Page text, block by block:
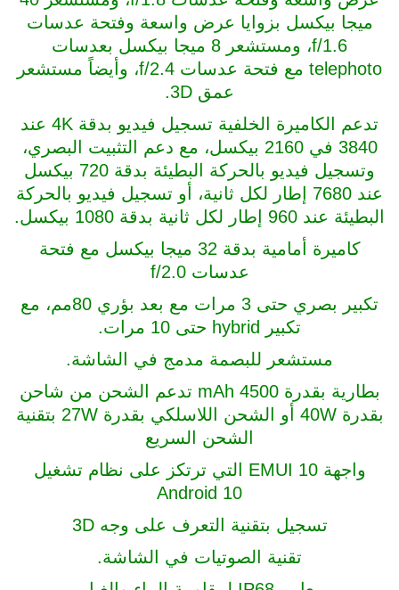
ميجا بيكسل بزوايا عرض واسعة وفتحة عدسات
f/1.6، ومستشعر 8 ميجا بيكسل بعدسات
telephoto مع فتحة عدسات f/2.4، وأيضاً مستشعر
عمق 3D.
تدعم الكاميرة الخلفية تسجيل فيديو بدقة 4K عند
3840 في 2160 بيكسل، مع دعم التثبيت البصري،
وتسجيل فيديو بالحركة البطيئة بدقة 720 بيكسل
عند 7680 إطار لكل ثانية، أو تسجيل فيديو بالحركة
البطيئة عند 960 إطار لكل ثانية بدقة 1080 بيكسل.
كاميرة أمامية بدقة 32 ميجا بيكسل مع فتحة
عدسات f/2.0
تكبير بصري حتى 3 مرات مع بعد بؤري 80مم، مع
تكبير hybrid حتى 10 مرات.
مستشعر للبصمة مدمج في الشاشة.
بطارية بقدرة 4500 mAh تدعم الشحن من شاحن
بقدرة 40W أو الشحن اللاسلكي بقدرة 27W بتقنية
الشحن السريع
واجهة EMUI 10 التي ترتكز على نظام تشغيل
Android 10
تسجيل بتقنية التعرف على وجه 3D
تقنية الصوتيات في الشاشة.